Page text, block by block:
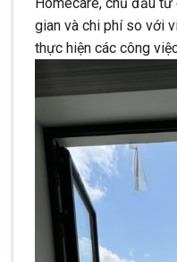
gian và chi phí so với
thực hiện các công